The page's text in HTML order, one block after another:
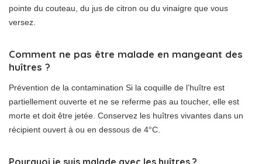
pointe du couteau, du jus de citron ou du vinaigre que vous
versez.
Comment ne pas être malade en mangeant des
huîtres ?
Prévention de la contamination Si la coquille de l’huître est
partiellement ouverte et ne se referme pas au toucher, elle est
morte et doit être jetée. Conservez les huîtres vivantes dans un
récipient ouvert à ou en dessous de 4°C.